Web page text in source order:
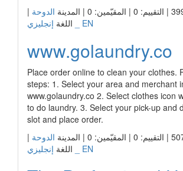
الدوحة |
اللغة إنجليزي _ EN
www.golaundry.co
Place order online to clean your clothes.
steps: 1. Select your area and merchant
www.golaundry.co 2. Select clothes icon
to do laundry. 3. Select your pick-up and
slot and place order.
الدوحة |
اللغة إنجليزي _ EN